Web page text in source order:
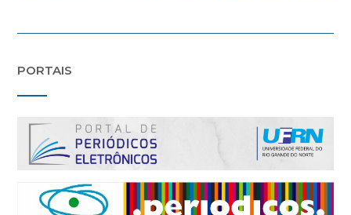
PORTAIS